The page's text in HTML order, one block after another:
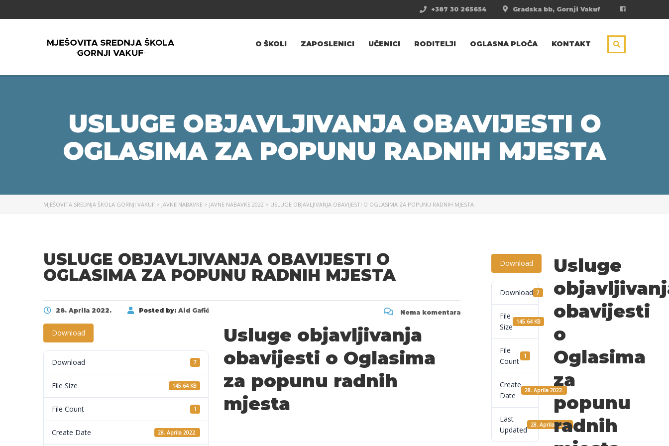
Gradska bb, Gornji Vakuf
+387 30 265654
O ŠKOLI ZAPOSLENICI UČENICI RODITELJI OGLASNA PLOČA KONTAKT
USLUGE OBJAVLJIVANJA OBAVIJESTI O
OGLASIMA ZA POPUNU RADNIH MJESTA
MJEŠOVITA SREDNJA ŠKOLA GORNJI VAKUF > JAVNE NABAVKE > JAVNE NABAVKE 2022 > USLUGE OBJAVLJIVANJA OBAVIJESTI O OGLASIMA ZA POPUNU RADNIH MJESTA
USLUGE OBJAVLJIVANJA OBAVIJESTI O
OGLASIMA ZA POPUNU RADNIH MJESTA
28. Aprila 2022. Posted by: Aid Gafić Nema komentara
Download
Download 7
File Size 145.64 KB
File Count 1
Create Date 28. Aprila 2022.
Usluge objavljivanja
obavijesti o Oglasima
za popunu radnih
mjesta
Download
Download 7
File
Size
145.64 KB
File
Count
1
Create
Date
28. Aprila 2022.
Last
Updated
28. Aprila 2022.
Usluge
obavijesti
o
Oglasima
za
popunu
radnih